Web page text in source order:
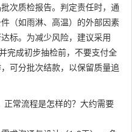
次质检报告。判定责任时，通
（如雨淋、高温）的外部因素
标。为减少风险，建议采用
完成初步抽检前，不要支付全
可分批次结款，以保留质量追
常流程是怎样的？大约需要